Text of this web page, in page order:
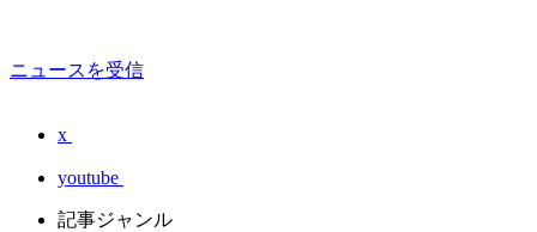
ニュースを受信
x
youtube
記事ジャンル